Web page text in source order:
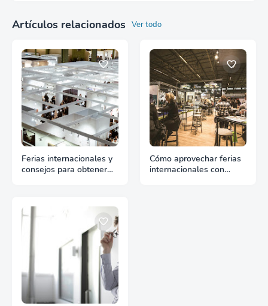
Artículos relacionados Ver todo
Ferias internacionales y
consejos para obtener
Cómo aprovechar ferias
internacionales con